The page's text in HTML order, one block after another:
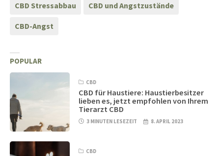
CBD Stressabbau CBD und Angstzustände
CBD-Angst
POPULAR
CBD
CBD für Haustiere: Haustierbesitzer
lieben es, jetzt empfohlen von Ihrem
Tierarzt CBD
3 MINUTEN LESEZEIT 8. APRIL 2023
CBD